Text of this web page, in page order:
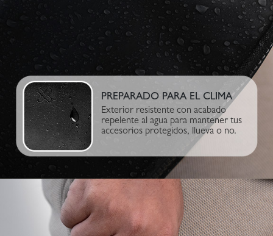
PREPARADO PARA EL CLIMA
Exterior resistente con acabado
repelente al agua para mantener tus
accesorios protegidos, llueva o no.